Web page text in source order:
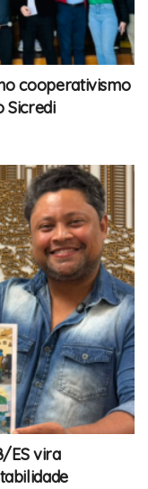
cooperativismo
Sicredi
ES vira